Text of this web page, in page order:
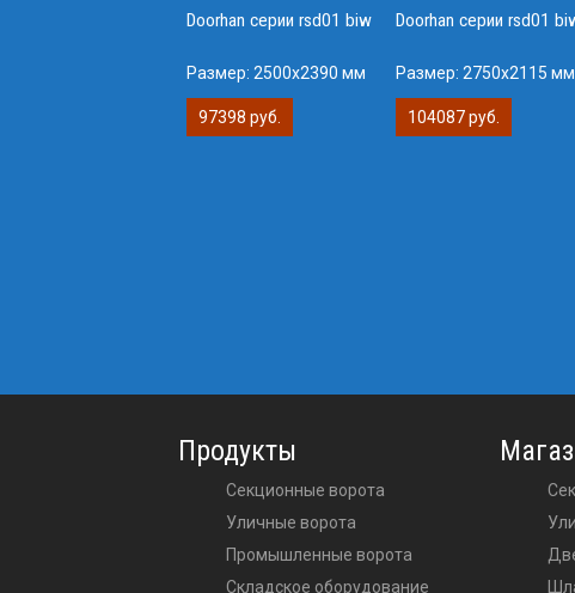
Doorhan серии rsd01 biw
Размер:2500х2390 мм
97398 руб.
Doorhan серии rsd01
Размер: 2750х2115 мм
104087 руб.
Продукты
Секционные ворота
Уличные ворота
Промышленные ворота
Складское оборудование